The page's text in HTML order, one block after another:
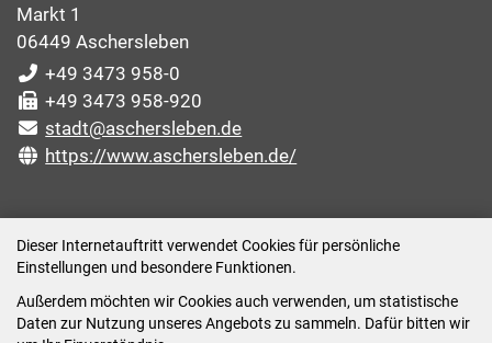
Dieser Internetauftritt verwendet Cookies für persönliche
Einstellungen und besondere Funktionen.
Außerdem möchten wir Cookies auch verwenden, um statistische
Daten zur Nutzung unseres Angebots zu sammeln. Dafür bitten wir
Markt 1
06449 Aschersleben
+49 3473 958-0
+49 3473 958-920
stadt@aschersleben.de
https://www.aschersleben.de/
Montag: 09:00-12:00 /14:00-15:00 Uhr
Dienstag: 09:00-12:00 /14:00-16:00 Uhr
Mittwoch: 09:00 - 12:00 Uhr (nach vorheriger